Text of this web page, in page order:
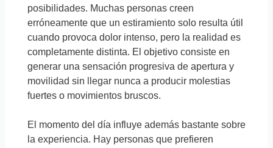
posibilidades. Muchas personas creen
erróneamente que un estiramiento solo resulta útil
cuando provoca dolor intenso, pero la realidad es
completamente distinta. El objetivo consiste en
generar una sensación progresiva de apertura y
movilidad sin llegar nunca a producir molestias
fuertes o movimientos bruscos.
El momento del día influye además bastante sobre
la experiencia. Hay personas que prefieren